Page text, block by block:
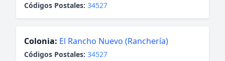
Códigos Postales: 34527
Colonia: El Rancho Nuevo (Ranchería)
Códigos Postales: 34527